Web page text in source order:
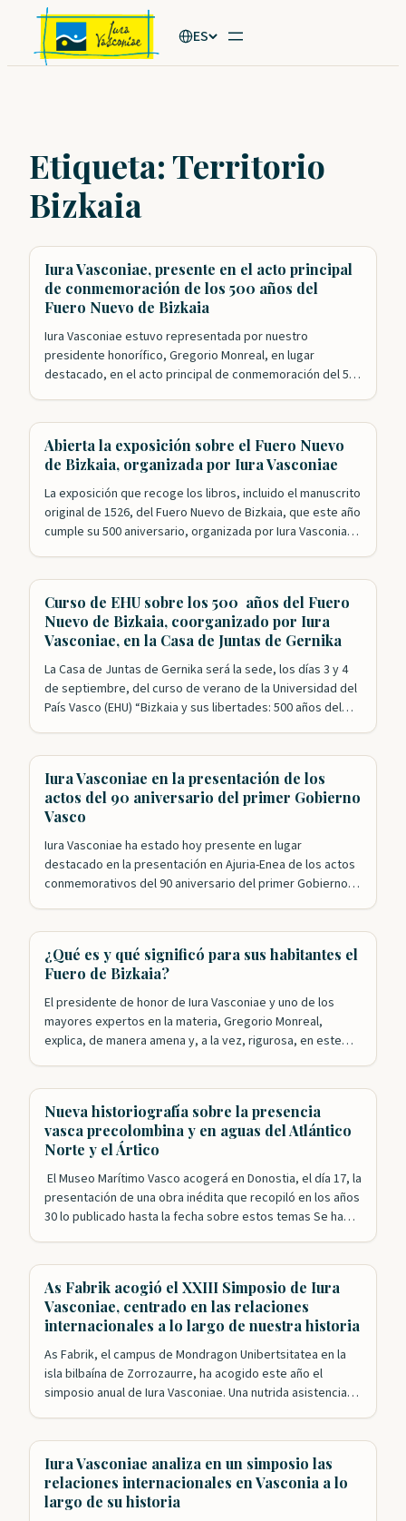
Saltar
contenido
ES
Etiqueta:Territorio
Bizkaia
Iura Vasconiae, presente en el acto principal
de conmemoración de los 500 años del
Fuero Nuevo de Bizkaia
Iura Vasconiae estuvo representada por nuestro
presidente honorífico, Gregorio Monreal, en lugar
destacado, en el acto principal de conmemoración del 500
primero de ellos con el exitoso…
Abierta la exposición sobre el Fuero Nuevo
de Bizkaia, organizada por Iura Vasconiae
La exposición que recoge los libros, incluido el manuscrito
original de 1526, del Fuero Nuevo de Bizkaia, que este año
cumple su 500 aniversario, organizada por Iura Vasconiae,
Curso de EHU sobre los 500 años del Fuero
Nuevo de Bizkaia, coorganizado por Iura
Vasconiae, en la Casa de Juntas de Gernika
La Casa de Juntas de Gernika será la sede, los días 3 y 4
de septiembre, del curso de verano de la Universidad del
País Vasco (EHU) “Bizkaia y sus libertades: 500 años del
Iura Vasconiae en la presentación de los
actos del 90 aniversario del primer Gobierno
Vasco
Iura Vasconiae ha estado hoy presente en lugar
destacado en la presentación en Ajuria-Enea de los actos
conmemorativos del 90 aniversario del primer Gobierno
presidido por José Antonio Agirre en la…
¿Qué es y qué significó para sus habitantes el
Fuero de Bizkaia?
El presidente de honor de Iura Vasconiae y uno de los
mayores expertos en la materia, Gregorio Monreal,
explica, de manera amena y, a la vez, rigurosa, en este
Nueva historiografía sobre la presencia
vasca precolombina y en aguas del Atlántico
Norte y el Ártico
El Museo Marítimo Vasco acogerá en Donostia, el día 17, la
presentación de una obra inédita que recopiló en los años
30 lo publicado hasta la fecha sobre estos temas Se ha
As Fabrik acogió el XXIII Simposio de Iura
Vasconiae, centrado en las relaciones
internacionales a lo largo de nuestra historia
As Fabrik, el campus de Mondragon Unibertsitatea en la
isla bilbaína de Zorrozaurre, ha acogido este año el
simposio anual de Iura Vasconiae. Una nutrida asistencia
llegar a…
Iura Vasconiae analiza en un simposio las
relaciones internacionales en Vasconia a lo
largo de su historia